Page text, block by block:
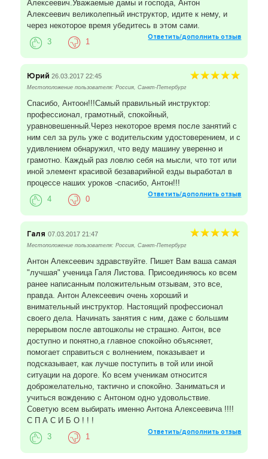
Алексеевич.Уважаемые дамы и господа, Антон
Алексеевич великолепный инструктор, идите к нему, и
через некоторое время убедитесь в этом сами.
Ответить/дополнить отзыв
3 1
Юрий 26.03.2017 22:45
Местоположение пользователя: Россия, Санкт-Петербург
Cпасибо, Антоон!!!Самый правильный инструктор:
профессионал, грамотный, спокойный,
уравновешенный.Через некоторое время после занятий с
ним сел за руль уже с водительским удостоверением, и с
удивлением обнаружил, что веду машину уверенно и
грамотно. Каждый раз ловлю себя на мысли, что тот или
иной элемент красивой безаварийной езды выработал в
процессе наших уроков -спасибо, Антон!!!
Ответить/дополнить отзыв
4 0
Галя 07.03.2017 21:47
Местоположение пользователя: Россия, Санкт-Петербург
Антон Алексеевич здравствуйте. Пишет Вам ваша самая
"лучшая" ученица Галя Листова. Присоединяюсь ко всем
ранее написанным положительным отзывам, это все,
правда. Антон Алексеевич очень хороший и
внимательный инструктор. Настоящий профессионал
своего дела. Начинать занятия с ним, даже с большим
перерывом после автошколы не страшно. Антон, все
доступно и понятно,а главное спокойно объясняет,
помогает справиться с волнением, показывает и
подсказывает, как лучше поступить в той или иной
ситуации на дороге. Ко всем ученикам относится
доброжелательно, тактично и спокойно. Заниматься и
учиться вождению с Антоном одно удовольствие.
Советую всем выбирать именно Антона Алексеевича !!!!
С П А С И Б О ! ! !
Ответить/дополнить отзыв
3 1